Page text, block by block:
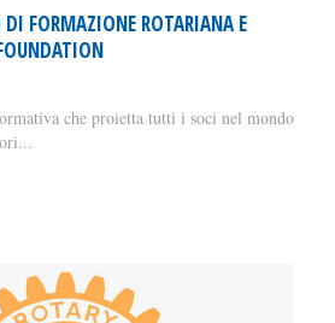
FORMAZIONE ROTARIANA E
che proietta tutti i soci nel mondo